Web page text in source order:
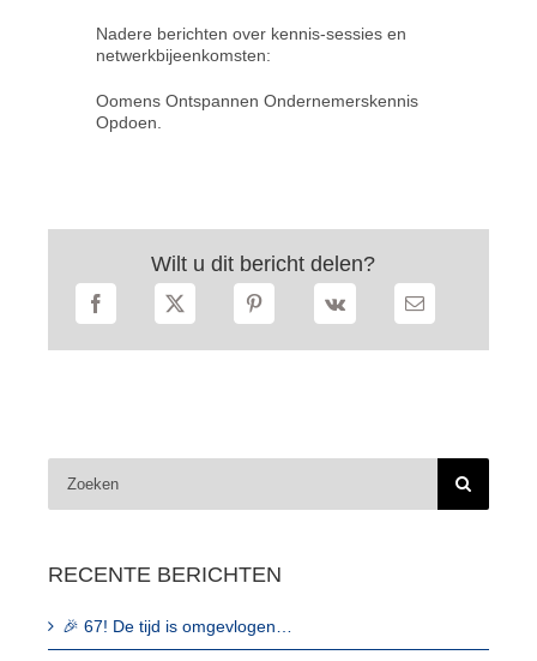
Nadere berichten over kennis-sessies en
netwerkbijeenkomsten:
Oomens Ontspannen Ondernemerskennis
Opdoen.
Wilt u dit bericht delen?
naar:
RECENTE BERICHTEN
🎉 67! De tijd is omgevlogen…